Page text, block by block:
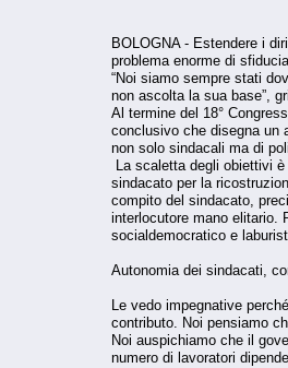
BOLOGNA - Estendere i
problema enorme di
“Noi siamo sempre stati
non ascolta la sua base”,
Al termine del 18°
conclusivo che disegna un
non solo sindacali ma di
La scaletta degli obiettivi
sindacato per la
compito del sindacato,
interlocutore mano elitario.
socialdemocratico e
Autonomia dei sindacati,
Le vedo impegnative
contributo. Noi pensiamo
Noi auspichiamo che il
numero di lavoratori